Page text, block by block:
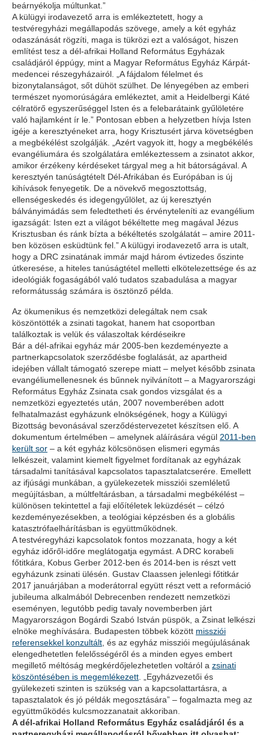
beárnyékolja múltunkat.”
A külügyi irodavezető arra is emlékeztetett, hogy a
testvéregyházi megállapodás szövege, amely a két egyház
odaszánását rögzíti, maga is tükrözi ezt a valóságot, hiszen
említést tesz a dél-afrikai Holland Református Egyházak
családjáról éppúgy, mint a Magyar Református Egyház Kárpát-
medencei részegyházairól. „A fájdalom félelmet és
bizonytalanságot, sőt dühöt szülhet. De lényegében az emberi
természet nyomorúságára emlékeztet, amit a Heidelbergi Káté
célratörő egyszerűséggel Isten és a felebarátaink gyűlöletére
való hajlamként ír le.” Pontosan ebben a helyzetben hívja Isten
igéje a keresztyéneket arra, hogy Krisztusért járva követségben
a megbékélést szolgálják. „Azért vagyok itt, hogy a megbékélés
evangéliumára és szolgálatára emlékeztessem a zsinatot akkor,
amikor érzékeny kérdéseket tárgyal meg a hit bátorságával. A
keresztyén tanúságtételt Dél-Afrikában és Európában is új
kihívások fenyegetik. De a növekvő megosztottság,
ellenségeskedés és idegengyűlölet, az új keresztyén
bálványimádás sem feledtetheti és érvényteleníti az evangélium
igazságát: Isten ezt a világot békéltette meg magával Jézus
Krisztusban és ránk bízta a békéltetés szolgálatát – amire 2011-
ben közösen esküdtünk fel.” A külügyi irodavezető arra is utalt,
hogy a DRC zsinatának immár majd három évtizedes őszinte
útkeresése, a hiteles tanúságtétel melletti elkötelezettsége és az
ideológiák fogaságából való tudatos szabadulása a magyar
reformátusság számára is ösztönző példa.
Az ökumenikus és nemzetközi delegáltak nem csak
köszöntötték a zsinati tagokat, hanem hat csoportban
találkoztak is velük és válaszoltak kérdéseikre
Bár a dél-afrikai egyház már 2005-ben kezdeményezte a
partnerkapcsolatok szerződésbe foglalását, az apartheid
idejében vállalt támogató szerepe miatt – melyet később zsinata
evangéliumellenesnek és bűnnek nyilvánított – a Magyarországi
Református Egyház Zsinata csak gondos vizsgálat és a
nemzetközi egyeztetés után, 2007 novemberében adott
felhatalmazást egyházunk elnökségének, hogy a Külügyi
Bizottság bevonásával szerződéstervezetet készítsen elő. A
dokumentum értelmében – amelynek aláírására végül 2011-ben
került sor – a két egyház kölcsönösen elismeri egymás
lelkészeit, valamint kiemelt figyelmet fordítanak az egyházak
társadalmi tanításával kapcsolatos tapasztalatcserére. Emellett
az ifjúsági munkában, a gyülekezetek missziói szemléletű
megújításban, a múltfeltárásban, a társadalmi megbékélést –
különösen tekintettel a faji előítéletek leküzdését – célzó
kezdeményezésekben, a teológiai képzésben és a globális
katasztrófaelhárításban is együttműködnek.
A testvéregyházi kapcsolatok fontos mozzanata, hogy a két
egyház időről-időre meglátogatja egymást. A DRC korabeli
főtitkára, Kobus Gerber 2012-ben és 2014-ben is részt vett
egyházunk zsinati ülésén. Gustav Claassen jelenlegi főtitkár
2017 januárjában a moderátorral együtt részt vett a reformáció
jubileuma alkalmából Debrecenben rendezett nemzetközi
eseményen, legutóbb pedig tavaly novemberben járt
Magyarországon Bogárdi Szabó István püspök, a Zsinat lelkészi
elnöke meghívására. Budapesten többek között missziói
referensekkel konzultált , és az egyház missziói megújulásának
elengedhetetlen felelősségéről és a minden egyes embert
megillető méltóság megkérdőjelezhetetlen voltáról a zsinati
köszöntésében is megemlékezett . „Egyházvezetői és
gyülekezeti szinten is szükség van a kapcsolattartásra, a
tapasztalatok és jó példák megosztására” – fogalmazta meg az
együttműködés kulcsmozzanatait akkoriban.
A dél-afrikai Holland Református Egyház családjáról és a